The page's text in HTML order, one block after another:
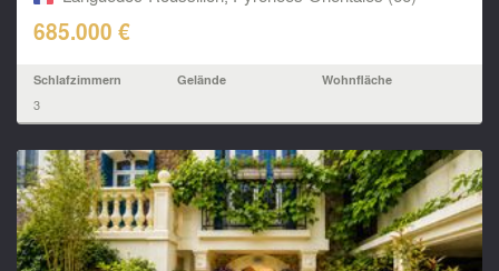
685.000 €
Schlafzimmern
3
Gelände Wohnfläche